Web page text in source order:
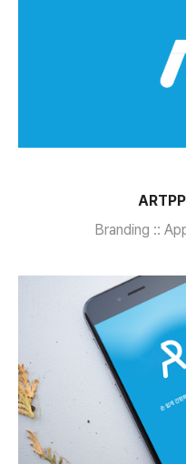
ARTPP
Branding ::